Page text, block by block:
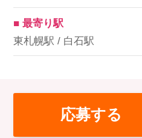
■ 最寄り駅
東札幌駅 / 白石駅
応募する